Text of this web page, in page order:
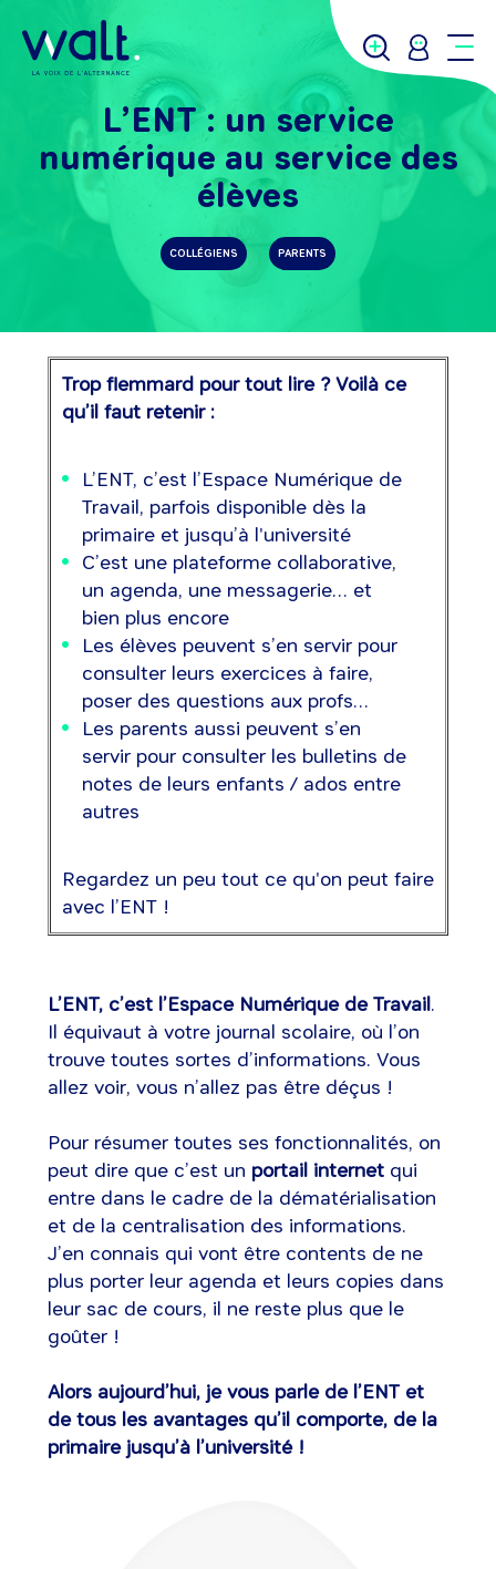
L’ENT : un service
numérique au service des
élèves
COLLÉGIENS PARENTS
Trop flemmard pour tout lire ? Voilà ce
qu’il faut retenir :
L’ENT, c’est l’Espace Numérique de
Travail, parfois disponible dès la
primaire et jusqu’à l'université
C’est une plateforme collaborative,
un agenda, une messagerie… et
bien plus encore
Les élèves peuvent s’en servir pour
consulter leurs exercices à faire,
poser des questions aux profs…
Les parents aussi peuvent s’en
servir pour consulter les bulletins de
notes de leurs enfants / ados entre
autres
Regardez un peu tout ce qu'on peut faire
avec l’ENT !
L’ENT, c’est l’Espace Numérique de Travail.
Il équivaut à votre journal scolaire, où l’on
trouve toutes sortes d’informations. Vous
allez voir, vous n’allez pas être déçus !
Pour résumer toutes ses fonctionnalités, on
peut dire que c’est un portail internetqui
entre dans le cadre de la dématérialisation
et de la centralisation des informations.
J’en connais qui vont être contents de ne
plus porter leur agenda et leurs copies dans
leur sac de cours, il ne reste plus que le
goûter !
Alors aujourd’hui, je vous parle de l’ENT et
de tous les avantages qu’il comporte, de la
primaire jusqu’à l’université !